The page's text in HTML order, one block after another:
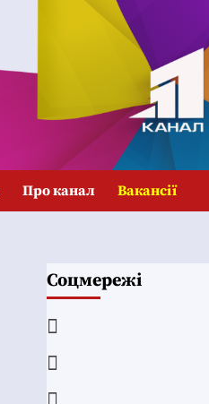
Про канал Вакансії
Соцмережі